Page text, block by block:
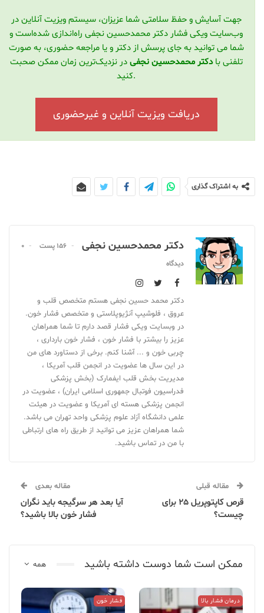
جهت آسایش و حفظ سلامتی شما عزیزان، سیستم ویزیت آنلاین در
وب‌سایت ویکی فشار دکتر محمدحسین نجفی راه‌اندازی شده‌است و
شما می توانید به جای پرسش از دکتر و یا مراجعه حضوری، به صورت
تلفنی بادکتر محمدحسین نجفیدر نزدیک‌ترین زمان ممکن صحبت
کنید.
دریافت ویزیت آنلاین و غیرحضوری
به اشتراک گذاری
دکتر محمدحسین نجفی 156 پست
0
دیدگاه
دکتر محمد حسین نجفی هستم متخصص قلب و
عروق ، فلوشیپ آنژیوپلاستی و متخصص فشار خون.
در وبسایت ویکی فشار قصد دارم تا شما همراهان
عزیز را بیشتر با فشار خون ، فشار خون بارداری ،
چربی خون و ... آشنا کنم. برخی از دستاورد های من
در این سال ها عضویت در انجمن قلب آمریکا ،
مدیریت بخش قلب ایفمارک (بخش پزشکی
فدراسیون فوتبال جمهوری اسلامی ایران) ، عضویت در
انجمن پزشکی هسته ای آمریکا و عضویت در هیئت
علمی دانشگاه آزاد علوم پزشکی واحد تهران می باشد.
شما همراهان عزیز می توانید از طریق راه های ارتباطی
با من در تماس باشید.
مقاله قبلی
قرص کاپتوپریل 25 برای
چیست؟
مقاله بعدی
آیا بعد هر سرگیجه باید نگران
فشار خون بالا باشید؟
همه ممکن است شما دوست داشته باشید
درمان فشار بالا فشار خون